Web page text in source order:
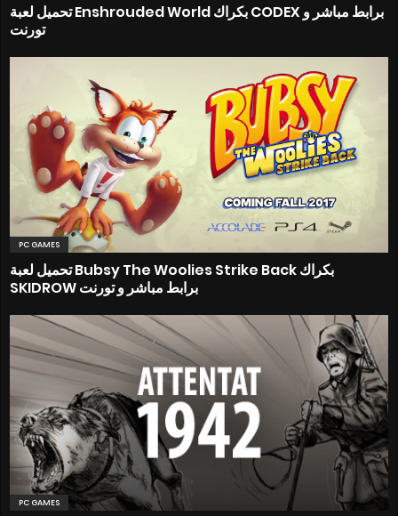
تحميل لعبة Enshrouded World بكراك CODEX برابط مباشر و
تورنت
PC GAMES
تحميل لعبة Bubsy The Woolies Strike Back بكراك
SKIDROW برابط مباشر و تورنت
PC GAMES